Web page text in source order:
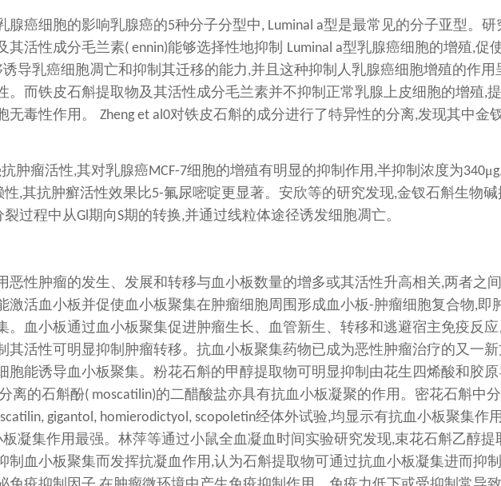
腺癌细胞的影响乳腺癌的5种分子分型中, Luminal a型是最常见的分子亚型。研
其活性成分毛兰素( ennin)能够选择性地抑制 Luminal a型乳腺癌细胞的增殖,促
诱导乳癌细胞凋亡和抑制其迁移的能力,并且这种抑制人乳腺癌细胞增殖的作用
。而铁皮石斛提取物及其活性成分毛兰素并不抑制正常乳腺上皮细胞的增殖,提
无毒性作用。 Zheng et al0对铁皮石斛的成分进行了特异性的分离,发现其中金
肿瘤活性,其对乳腺癌MCF-7细胞的增殖有明显的抑制作用 ,半抑制浓度为340μ
性,其抗肿癬活性效果比5-氟尿嘧啶更显著。安欣等的研究发现,金钗石斛生物碱
裂过程中从Gl期向S期的转换,并通过线粒体途径诱发细胞凋亡。
恶性肿瘤的发生、发展和转移与血小板数量的增多或其活性升高相关,两者之间
激活血小板并促使血小板聚集在肿瘤细胞周围形成血小板-肿瘤细胞复合物,即
。血小板通过血小板聚集促进肿瘤生长、血管新生、转移和逃避宿主免疫反应
其活性可明显抑制肿瘤转移。抗血小板聚集药物已成为恶性肿瘤治疗的又一
胞能诱导血小板聚集。粉花石斛的甲醇提取物可明显抑制由花生四烯酸和胶原
离的石斛酚( moscatilin)的二醋酸盐亦具有抗血小板凝聚的作用。密花石斛中分
gigantol, homierodictyol, scopoletin经体外试验,均显示有抗血小板聚集作用
板凝集作用最强。林萍等通过小鼠全血凝血时间实验研究发现,束花石斛乙醇提
制血小板聚集而发挥抗凝血作用 ,认为石斛提取物可通过抗血小板凝集进而抑制